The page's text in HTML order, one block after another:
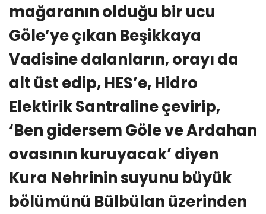
mağaranın olduğu bir ucu
Göle’ye çıkan Beşikkaya
Vadisine dalanların, orayı da
alt üst edip, HES’e, Hidro
Elektirik Santraline çevirip,
‘Ben gidersem Göle ve Ardahan
ovasının kuruyacak’ diyen
Kura Nehrinin suyunu büyük
bölümünü Bülbülan üzerinden